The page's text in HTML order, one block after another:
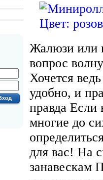
Жалюзи или
вопрос
Хочется
удобно, и
правда Если
многие до
для вас! На
занавескам